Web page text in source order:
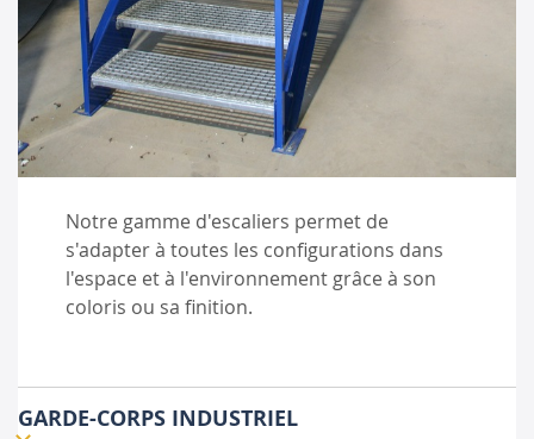
Notre gamme d'escaliers permet de
s'adapter à toutes les configurations dans
l'espace et à l'environnement grâce à son
coloris ou sa finition.
GARDE-CORPS INDUSTRIEL